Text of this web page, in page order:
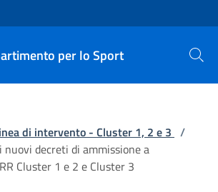
sito
per lo Sport Cerca
di intervento - Cluster 1, 2 e 3 /
decreti di ammissione a
Cluster 1 e 2 e Cluster 3